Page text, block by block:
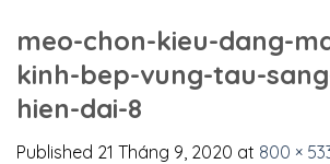
meo-chon-kieu-dang-
kinh-bep-vung-tau-
hien-dai-8
Published 21 Tháng 9, 2020 at 800 ×